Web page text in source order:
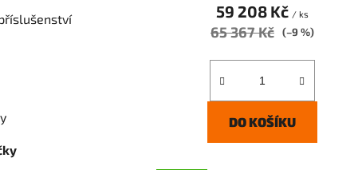
59 208 Kč / ks
65 367 Kč (–9 %)
DO KOŠÍKU